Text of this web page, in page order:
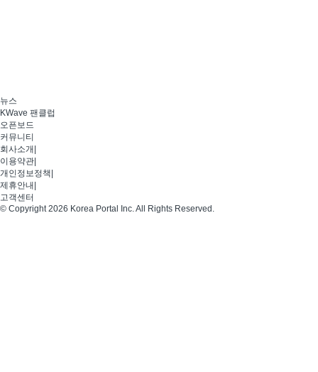
뉴스
KWave 팬클럽
오픈보드
커뮤니티
회사소개
이용약관
개인정보정책
제휴안내
고객센터
© Copyright 2026 Korea Portal Inc. All Rights Reserved.